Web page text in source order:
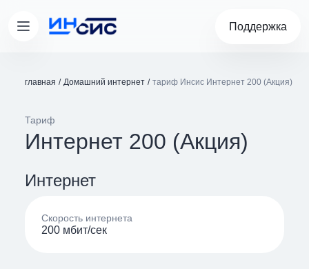
Поддержка
главная Домашний интернет тариф Инсис Интернет 200 (Акция)
Тариф
Интернет 200 (Акция)
Интернет
Скорость интернета
200 мбит/cек